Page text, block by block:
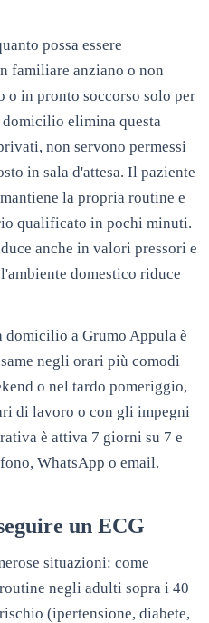
possa essere
familiare anziano o non
in pronto soccorso solo per
elimina questa
non servono permessi
in sala d'attesa. Il paziente
la propria routine e
qualificato in pochi minuti.
anche in valori pressori e
domestico riduce
domicilio a Grumo Appula è
negli orari più comodi
o nel tardo pomeriggio,
di lavoro o con gli impegni
è attiva 7 giorni su 7 e
WhatsApp o email.
un ECG
situazioni: come
negli adulti sopra i 40
(ipertensione, diabete,